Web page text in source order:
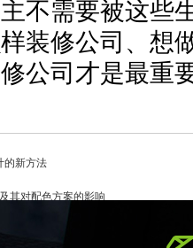
不需要被这些
装修公司 、 想
公司 才是最重
的新方法
其对配色方案的影响